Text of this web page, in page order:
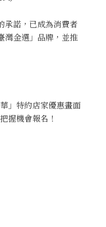
承諾，已成為消費者
灣金選」品牌，並推
」特約店家優惠畫面
握機會報名！